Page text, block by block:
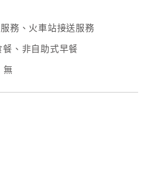
務、火車站接送服務
餐、非自助式早餐
無